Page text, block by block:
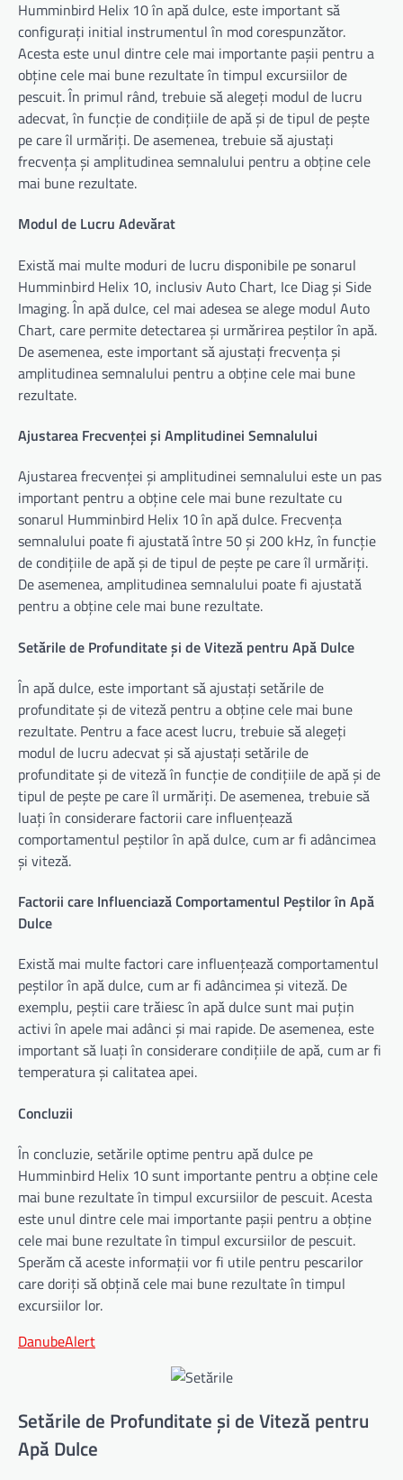
Humminbird Helix 10 în apă dulce, este important să
configurați initial instrumentul în mod corespunzător.
Acesta este unul dintre cele mai importante pașii pentru a
obține cele mai bune rezultate în timpul excursiilor de
pescuit. În primul rând, trebuie să alegeți modul de lucru
adecvat, în funcție de condițiile de apă și de tipul de pește
pe care îl urmăriți. De asemenea, trebuie să ajustați
frecvența și amplitudinea semnalului pentru a obține cele
mai bune rezultate.
Modul de Lucru Adevărat
Există mai multe moduri de lucru disponibile pe sonarul
Humminbird Helix 10, inclusiv Auto Chart, Ice Diag și Side
Imaging. În apă dulce, cel mai adesea se alege modul Auto
Chart, care permite detectarea și urmărirea peștilor în apă.
De asemenea, este important să ajustați frecvența și
amplitudinea semnalului pentru a obține cele mai bune
rezultate.
Ajustarea Frecvenței și Amplitudinei Semnalului
Ajustarea frecvenței și amplitudinei semnalului este un pas
important pentru a obține cele mai bune rezultate cu
sonarul Humminbird Helix 10 în apă dulce. Frecvența
semnalului poate fi ajustată între 50 și 200 kHz, în funcție
de condițiile de apă și de tipul de pește pe care îl urmăriți.
De asemenea, amplitudinea semnalului poate fi ajustată
pentru a obține cele mai bune rezultate.
Setările de Profunditate și de Viteză pentru Apă Dulce
În apă dulce, este important să ajustați setările de
profunditate și de viteză pentru a obține cele mai bune
rezultate. Pentru a face acest lucru, trebuie să alegeți
modul de lucru adecvat și să ajustați setările de
profunditate și de viteză în funcție de condițiile de apă și de
tipul de pește pe care îl urmăriți. De asemenea, trebuie să
luați în considerare factorii care influențează
comportamentul peștilor în apă dulce, cum ar fi adâncimea
și viteză.
Factorii care Influenciază Comportamentul Peștilor în Apă
Dulce
Există mai multe factori care influențează comportamentul
peștilor în apă dulce, cum ar fi adâncimea și viteză. De
exemplu, peștii care trăiesc în apă dulce sunt mai puțin
activi în apele mai adânci și mai rapide. De asemenea, este
important să luați în considerare condițiile de apă, cum ar fi
temperatura și calitatea apei.
Concluzii
În concluzie, setările optime pentru apă dulce pe
Humminbird Helix 10 sunt importante pentru a obține cele
mai bune rezultate în timpul excursiilor de pescuit. Acesta
este unul dintre cele mai importante pașii pentru a obține
cele mai bune rezultate în timpul excursiilor de pescuit.
Sperăm că aceste informații vor fi utile pentru pescarilor
care doriți să obțină cele mai bune rezultate în timpul
excursiilor lor.
DanubeAlert
Setările de Profunditate și de Viteză pentru
Apă Dulce